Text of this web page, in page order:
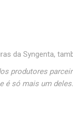
da Syngenta,
produtores
só mais um